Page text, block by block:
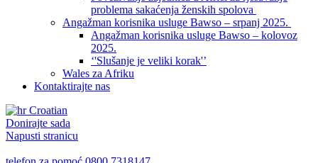
problema sakaćenja ženskih spolova
Angažman korisnika usluge Bawso – srpanj 2025.
Angažman korisnika usluge Bawso – kolovoz
2025.
‘'Slušanje je veliki korak'’
Wales za Afriku
Kontaktirajte nas
Croatian
Donirajte sada
Napusti stranicu